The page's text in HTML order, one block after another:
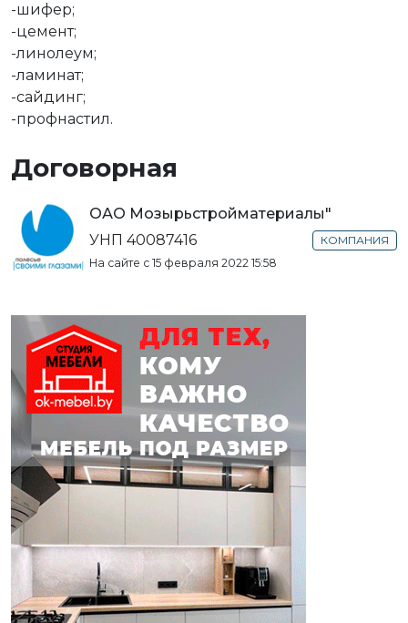
-шифер;
-цемент;
-линолеум;
-ламинат;
-сайдинг;
-профнастил.
Договорная
ОАО Мозырьстройматериалы"
УНП 40087416
КОМПАНИЯ
На сайте с 15 февраля 2022 15:58